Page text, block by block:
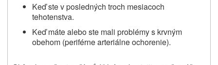
Keď ste v posledných troch mesiacoch
tehotenstva.
Keď máte alebo ste mali problémy s krvným
obehom (periférne arteriálne ochorenie).